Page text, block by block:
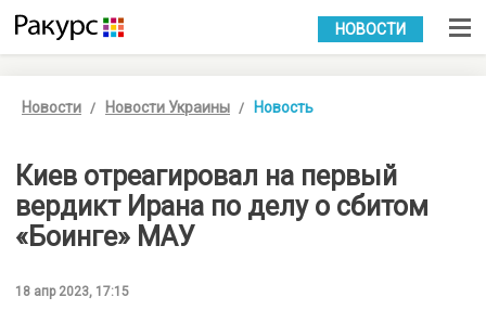
УКР РУС
НОВОСТИ
Новости Новости Украины Новость
Киев отреагировал на первый
вердикт Ирана по делу о сбитом
«Боинге» МАУ
18 апр 2023, 17:15